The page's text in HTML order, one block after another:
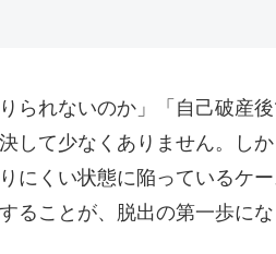
られないのか」「自己破産
て少なくありません。し
にくい状態に陥っているケ
ることが、脱出の第一歩にな